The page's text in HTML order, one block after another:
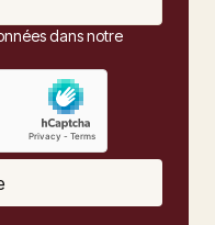
dans notre